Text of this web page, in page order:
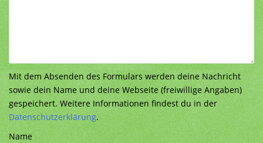
Mit dem Absenden des Formulars werden deine Nachricht
sowie dein Name und deine Webseite (freiwillige Angaben)
gespeichert. Weitere Informationen findest du in der
Datenschutzerklärung.
Name